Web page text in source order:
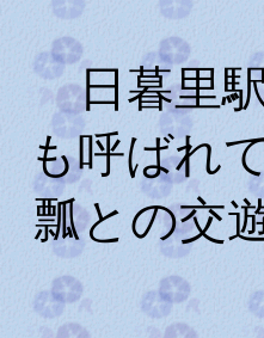
日暮里駅
も呼ばれ
瓢との交